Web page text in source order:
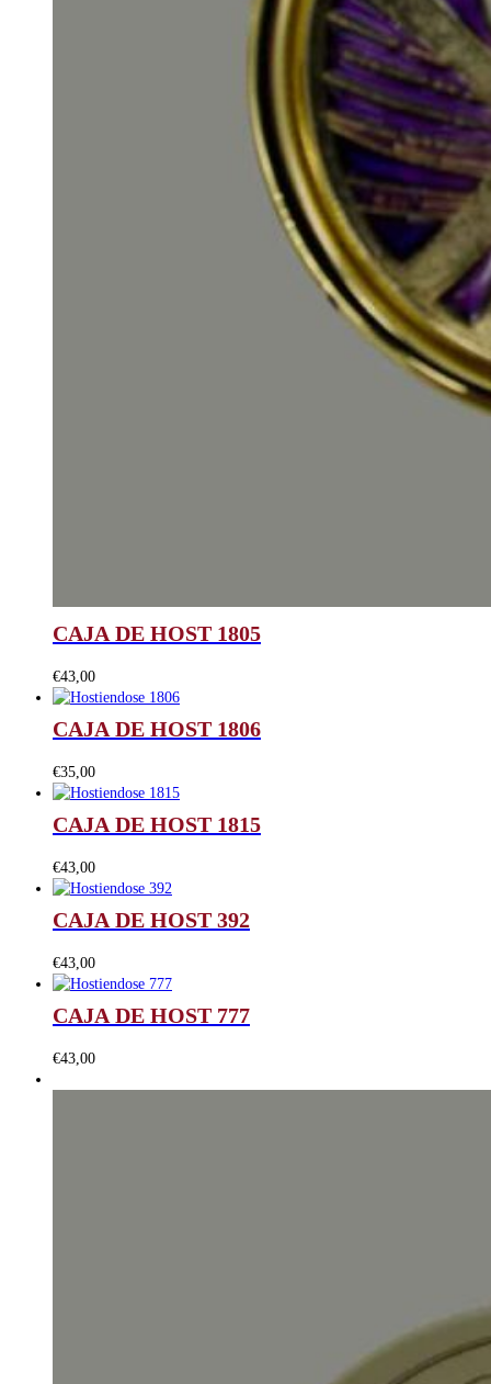
CAJA DE HOST 1805
€43,00
CAJA DE HOST 1806
€35,00
CAJA DE HOST 1815
€43,00
CAJA DE HOST 392
€43,00
CAJA DE HOST 777
€43,00